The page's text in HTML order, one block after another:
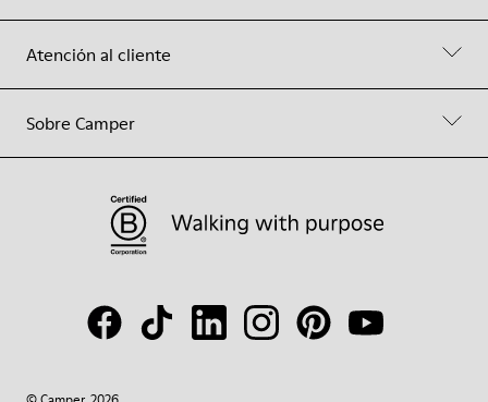
Atención al cliente
Sobre Camper